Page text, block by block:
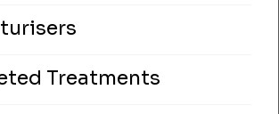
Treatments